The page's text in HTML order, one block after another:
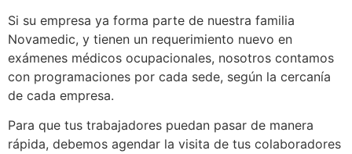
Si su empresa ya forma parte de nuestra familia
Novamedic, y tienen un requerimiento nuevo en
exámenes médicos ocupacionales, nosotros contamos
con programaciones por cada sede, según la cercanía
de cada empresa.
Para que tus trabajadores puedan pasar de manera
rápida, debemos agendar la visita de tus colaboradores